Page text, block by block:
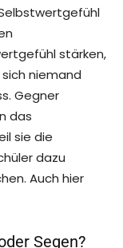
stärken,
niemand
Gegner
das
sie die
dazu
Auch hier
Segen?